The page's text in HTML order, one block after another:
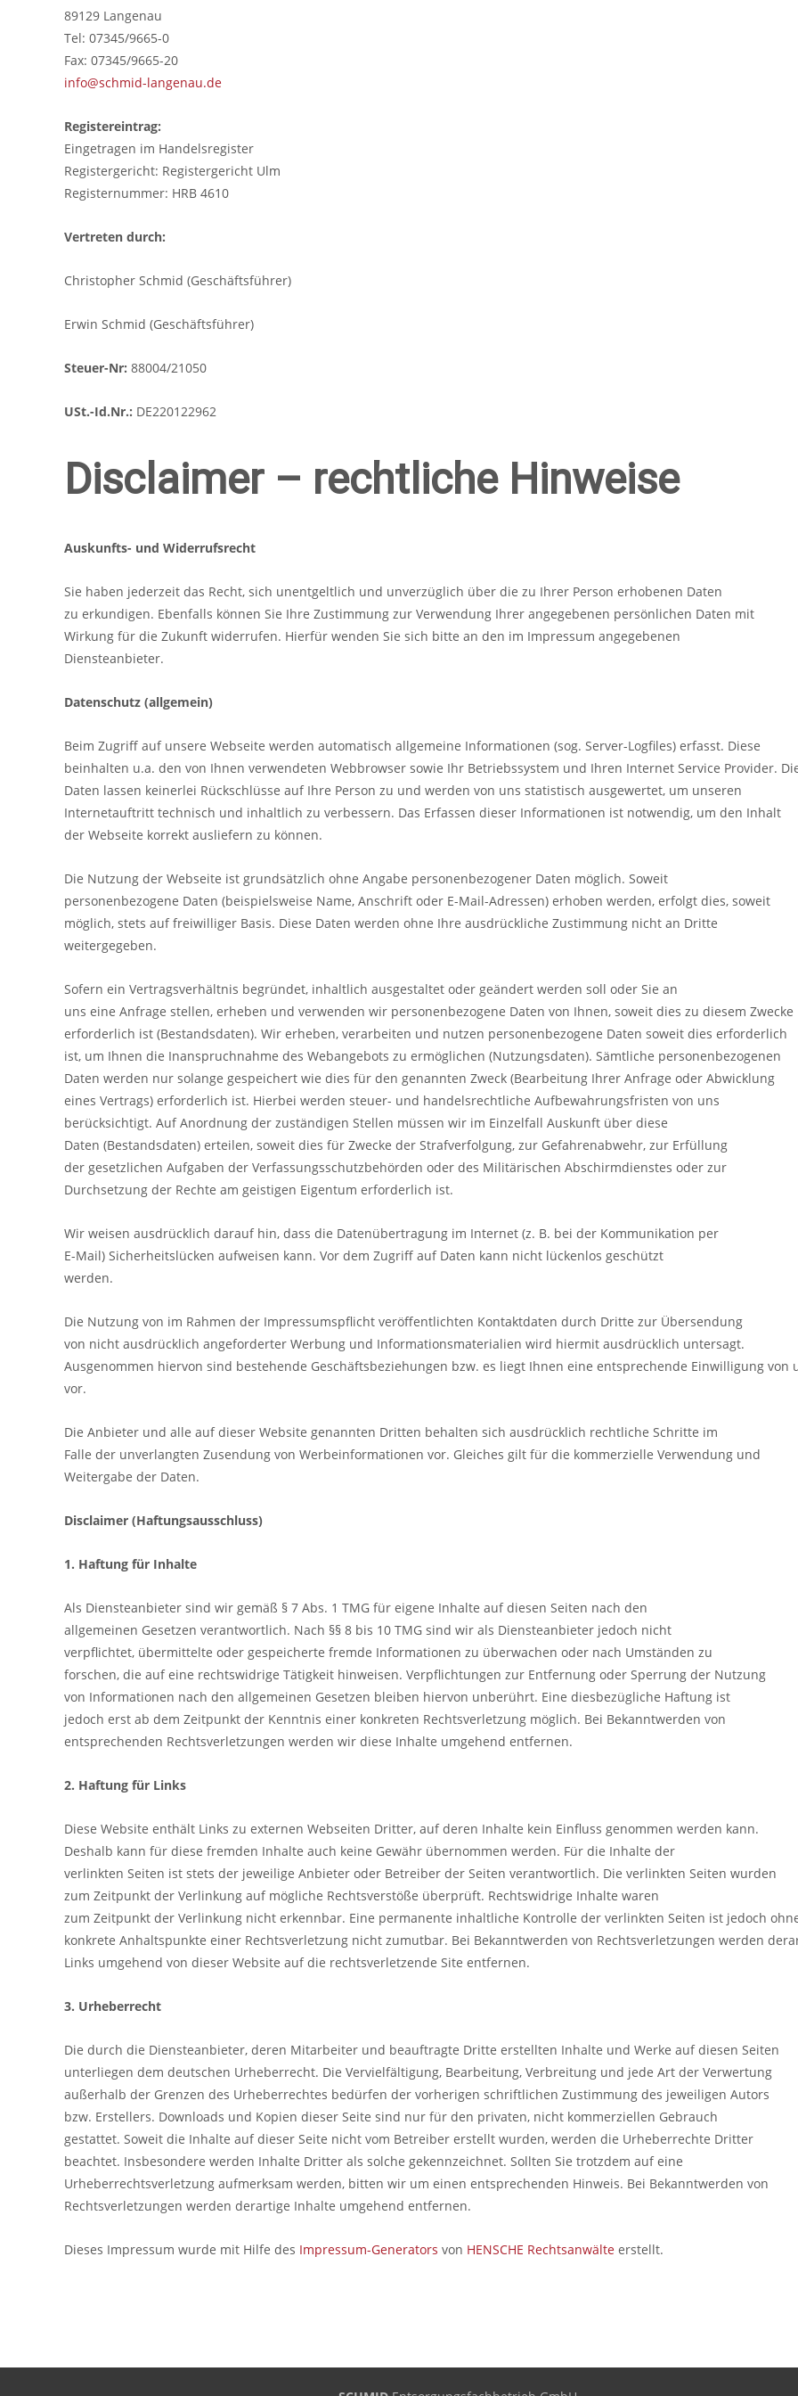
89129 Langenau
Tel: 07345/9665-0
Fax: 07345/9665-20
info@schmid-langenau.de
Registereintrag:
Eingetragen im Handelsregister
Registergericht: Registergericht Ulm
Registernummer: HRB 4610
Vertreten durch:
Christopher Schmid (Geschäftsführer)
Erwin Schmid (Geschäftsführer)
Steuer-Nr: 88004/21050
USt.-Id.Nr.: DE220122962
Disclaimer – rechtliche Hinweise
Auskunfts- und Widerrufsrecht
Sie haben jederzeit das Recht, sich unentgeltlich und unverzüglich über die zu Ihrer Person erhobenen Daten
zu erkundigen. Ebenfalls können Sie Ihre Zustimmung zur Verwendung Ihrer angegebenen persönlichen Daten mit
Wirkung für die Zukunft widerrufen. Hierfür wenden Sie sich bitte an den im Impressum angegebenen
Diensteanbieter.
Datenschutz (allgemein)
Beim Zugriff auf unsere Webseite werden automatisch allgemeine Informationen (sog. Server-Logfiles) erfasst. Diese
beinhalten u.a. den von Ihnen verwendeten Webbrowser sowie Ihr Betriebssystem und Ihren Internet Service Provider.
Daten lassen keinerlei Rückschlüsse auf Ihre Person zu und werden von uns statistisch ausgewertet, um unseren
Internetauftritt technisch und inhaltlich zu verbessern. Das Erfassen dieser Informationen ist notwendig, um den Inhalt
der Webseite korrekt ausliefern zu können.
Die Nutzung der Webseite ist grundsätzlich ohne Angabe personenbezogener Daten möglich. Soweit
personenbezogene Daten (beispielsweise Name, Anschrift oder E-Mail-Adressen) erhoben werden, erfolgt dies, soweit
möglich, stets auf freiwilliger Basis. Diese Daten werden ohne Ihre ausdrückliche Zustimmung nicht an Dritte
weitergegeben.
Sofern ein Vertragsverhältnis begründet, inhaltlich ausgestaltet oder geändert werden soll oder Sie an
uns eine Anfrage stellen, erheben und verwenden wir personenbezogene Daten von Ihnen, soweit dies zu diesem Zwecke
erforderlich ist (Bestandsdaten). Wir erheben, verarbeiten und nutzen personenbezogene Daten soweit dies erforderlich
ist, um Ihnen die Inanspruchnahme des Webangebots zu ermöglichen (Nutzungsdaten). Sämtliche personenbezogenen
Daten werden nur solange gespeichert wie dies für den genannten Zweck (Bearbeitung Ihrer Anfrage oder Abwicklung
eines Vertrags) erforderlich ist. Hierbei werden steuer- und handelsrechtliche Aufbewahrungsfristen von uns
berücksichtigt. Auf Anordnung der zuständigen Stellen müssen wir im Einzelfall Auskunft über diese
Daten (Bestandsdaten) erteilen, soweit dies für Zwecke der Strafverfolgung, zur Gefahrenabwehr, zur Erfüllung
der gesetzlichen Aufgaben der Verfassungsschutzbehörden oder des Militärischen Abschirmdienstes oder zur
Durchsetzung der Rechte am geistigen Eigentum erforderlich ist.
Wir weisen ausdrücklich darauf hin, dass die Datenübertragung im Internet (z. B. bei der Kommunikation per
E-Mail) Sicherheitslücken aufweisen kann. Vor dem Zugriff auf Daten kann nicht lückenlos geschützt
werden.
Die Nutzung von im Rahmen der Impressumspflicht veröffentlichten Kontaktdaten durch Dritte zur Übersendung
von nicht ausdrücklich angeforderter Werbung und Informationsmaterialien wird hiermit ausdrücklich untersagt.
Ausgenommen hiervon sind bestehende Geschäftsbeziehungen bzw. es liegt Ihnen eine entsprechende Einwilligung von
vor.
Die Anbieter und alle auf dieser Website genannten Dritten behalten sich ausdrücklich rechtliche Schritte im
Falle der unverlangten Zusendung von Werbeinformationen vor. Gleiches gilt für die kommerzielle Verwendung und
Weitergabe der Daten.
Disclaimer (Haftungsausschluss)
1. Haftung für Inhalte
Als Diensteanbieter sind wir gemäß § 7 Abs. 1 TMG für eigene Inhalte auf diesen Seiten nach den
allgemeinen Gesetzen verantwortlich. Nach §§ 8 bis 10 TMG sind wir als Diensteanbieter jedoch nicht
verpflichtet, übermittelte oder gespeicherte fremde Informationen zu überwachen oder nach Umständen zu
forschen, die auf eine rechtswidrige Tätigkeit hinweisen. Verpflichtungen zur Entfernung oder Sperrung der Nutzung
von Informationen nach den allgemeinen Gesetzen bleiben hiervon unberührt. Eine diesbezügliche Haftung ist
jedoch erst ab dem Zeitpunkt der Kenntnis einer konkreten Rechtsverletzung möglich. Bei Bekanntwerden von
entsprechenden Rechtsverletzungen werden wir diese Inhalte umgehend entfernen.
2. Haftung für Links
Diese Website enthält Links zu externen Webseiten Dritter, auf deren Inhalte kein Einfluss genommen werden kann.
Deshalb kann für diese fremden Inhalte auch keine Gewähr übernommen werden. Für die Inhalte der
verlinkten Seiten ist stets der jeweilige Anbieter oder Betreiber der Seiten verantwortlich. Die verlinkten Seiten wurden
zum Zeitpunkt der Verlinkung auf mögliche Rechtsverstöße überprüft. Rechtswidrige Inhalte waren
zum Zeitpunkt der Verlinkung nicht erkennbar. Eine permanente inhaltliche Kontrolle der verlinkten Seiten ist jedoch
konkrete Anhaltspunkte einer Rechtsverletzung nicht zumutbar. Bei Bekanntwerden von Rechtsverletzungen werden
Links umgehend von dieser Website auf die rechtsverletzende Site entfernen.
3. Urheberrecht
Die durch die Diensteanbieter, deren Mitarbeiter und beauftragte Dritte erstellten Inhalte und Werke auf diesen Seiten
unterliegen dem deutschen Urheberrecht. Die Vervielfältigung, Bearbeitung, Verbreitung und jede Art der Verwertung
außerhalb der Grenzen des Urheberrechtes bedürfen der vorherigen schriftlichen Zustimmung des jeweiligen Autors
bzw. Erstellers. Downloads und Kopien dieser Seite sind nur für den privaten, nicht kommerziellen Gebrauch
gestattet. Soweit die Inhalte auf dieser Seite nicht vom Betreiber erstellt wurden, werden die Urheberrechte Dritter
beachtet. Insbesondere werden Inhalte Dritter als solche gekennzeichnet. Sollten Sie trotzdem auf eine
Urheberrechtsverletzung aufmerksam werden, bitten wir um einen entsprechenden Hinweis. Bei Bekanntwerden von
Rechtsverletzungen werden derartige Inhalte umgehend entfernen.
Dieses Impressum wurde mit Hilfe des Impressum-Generators von HENSCHE Rechtsanwälte erstellt.